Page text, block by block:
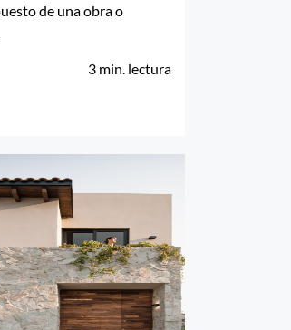
de una obra o
3 min. lectura